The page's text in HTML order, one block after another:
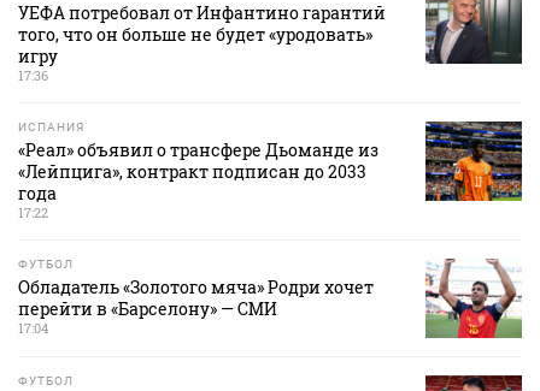
УЕФА потребовал от Инфантино гарантий
того, что он больше не будет «уродовать»
игру
17:36
ИСПАНИЯ
«Реал» объявил о трансфере Дьоманде из
«Лейпцига», контракт подписан до 2033
года
17:22
ФУТБОЛ
Обладатель «Золотого мяча» Родри хочет
перейти в «Барселону» — СМИ
17:04
ФУТБОЛ